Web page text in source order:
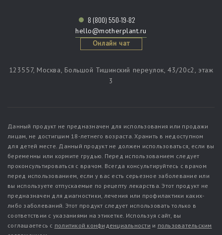
8 (800) 550-19-82
hello@motherplant.ru
Онлайн чат
123557, Москва, Большой Тишинский переулок, 43/20c2, этаж
3
Данный продукт не предназначен для использования или продажи
лицам, не достигшим 18-летнего возраста. Хранить в недоступном
для детей месте. Данный продукт не должен использоваться, если вы
беременны или кормите грудью. Перед использованием следует
проконсультироваться с врачом. Всегда консультируйтесь с врачом
перед использованием, если у вас есть серьезное заболевание или
вы используете отпускаемые по рецепту лекарства. Этот продукт не
предназначен для диагностики, лечения или профилактики каких-
либо заболеваний. Этот продукт следует использовать только в
соответствии с указаниями на этикетке. Используя сайт, вы
соглашаетесь с политикой конфиденциальности и пользовательским